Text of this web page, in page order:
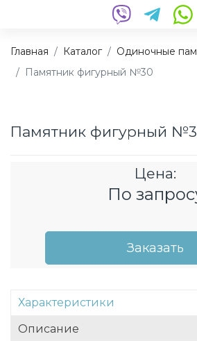
Главная Каталог
Одиночные
Памятник фигурный №30
Памятник фигурный
Цена:
По
Заказать
Характеристики
Описание